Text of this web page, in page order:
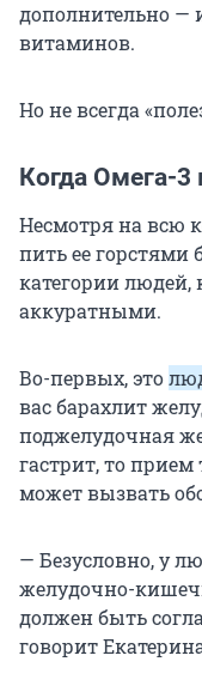
дополнительно —
витаминов.
Но не всегда
Когда Омега-
Несмотря на всю
пить ее горстями
категории
аккуратными.
Во-первых, это
вас барахлит
поджелудочная
гастрит, то
может вызвать
— Безусловно, у
желудочно-
должен быть
говорит